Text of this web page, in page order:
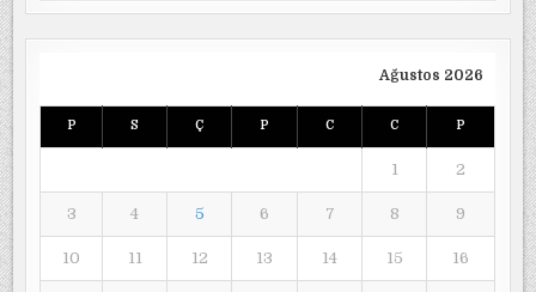
Ağustos 2026
P S Ç P C C P
1 2
3 4 5 6 7 8 9
10 11 12 13 14 15 16